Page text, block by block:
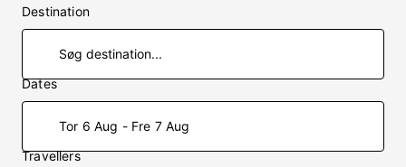
Destination
Dates
Tor 6 Aug - Fre 7 Aug
Travellers